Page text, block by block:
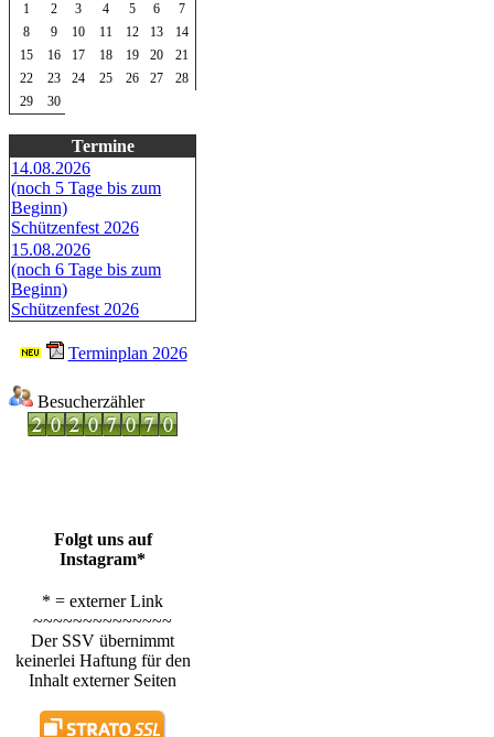
1
2 3 4 5 6
7
8
9 10 11 12 13
14
15
16 17 18 19 20
21
22
23 24 25 26 27
28
29
30
Termine
14.08.2026
(noch 5 Tage bis zum
Beginn)
Schützenfest 2026
15.08.2026
(noch 6 Tage bis zum
Beginn)
Schützenfest 2026
Terminplan 2026
Besucherzähler
Folgt uns auf
Instagram*
* = externer Link
~~~~~~~~~~~~~~
Der SSV übernimmt
keinerlei Haftung für den
Inhalt externer Seiten